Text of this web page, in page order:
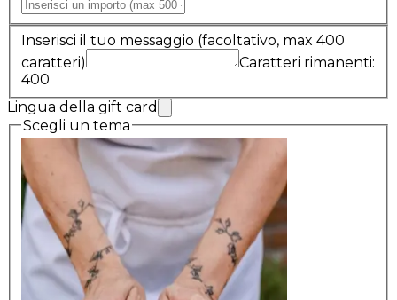
Inserisci il tuo messaggio (facoltativo, max 400
caratteri)
Caratteri rimanenti:
400
Lingua della gift card
Scegli un tema